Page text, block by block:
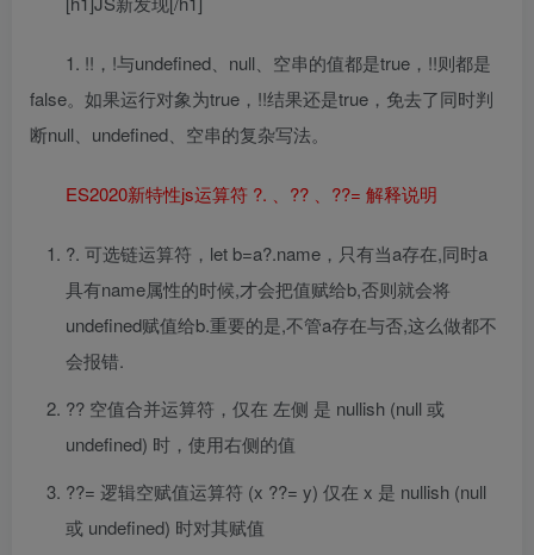
1. !!，!与undefined、null、空串的值都是true，!!则都是
false。如果运行对象为true，!!结果还是true，免去了同时判
断null、undefined、空串的复杂写法。
ES2020新特性js运算符 ?. 、?? 、??= 解释说明
?. 可选链运算符，let b=a?.name，只有当a存在,同时a
具有name属性的时候,才会把值赋给b,否则就会将
undefined赋值给b.重要的是,不管a存在与否,这么做都不
会报错.
?? 空值合并运算符，仅在 左侧 是 nullish (null 或
undefined) 时，使用右侧的值
??= 逻辑空赋值运算符 (x ??= y) 仅在 x 是 nullish (null
或 undefined) 时对其赋值